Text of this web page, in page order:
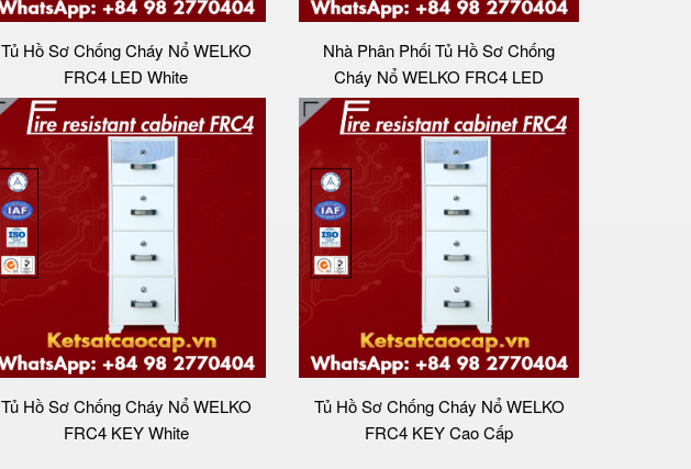
Tủ Hồ Sơ Chống Cháy Nổ WELKO
FRC4 LED White
Nhà Phân Phối Tủ Hồ Sơ Chống
Cháy Nổ WELKO FRC4 LED
Tủ Hồ Sơ Chống Cháy Nổ WELKO
FRC4 KEY White
Tủ Hồ Sơ Chống Cháy Nổ WELKO
FRC4 KEY Cao Cấp